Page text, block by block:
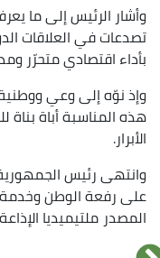
وأشار الرئيس إلى ما
تصدعات في العلاقات
بأداء اقتصادي متحرّر ومدرّ
وإذ نوّه إلى وعي ووطنية
هذه المناسبة أباة
الأبرار.
وانتهى رئيس الجمهورية
على رفعة الوطن وخدمة
المصدرملتيميديا الإذاعة